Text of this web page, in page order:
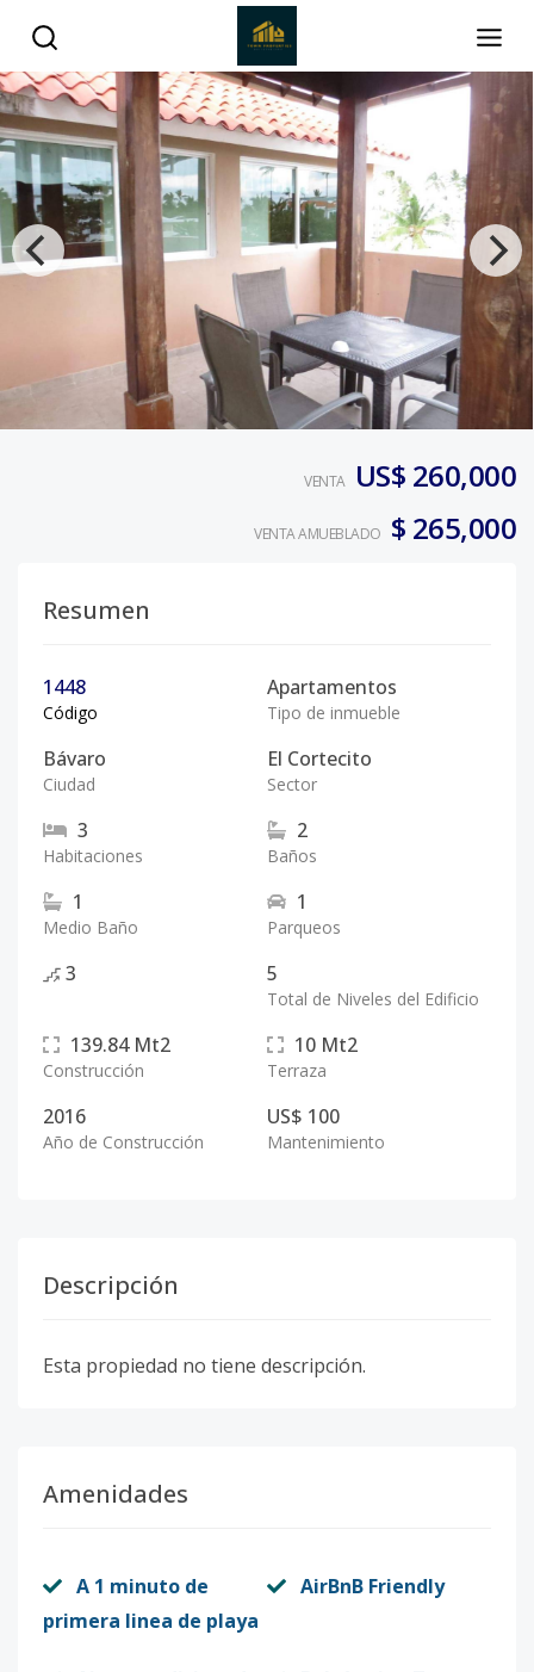
VENTA US$ 260,000
VENTA AMUEBLADO $ 265,000
Resumen
1448
Código
Apartamentos
Tipo de inmueble
Bávaro
Ciudad
El Cortecito
Sector
3
Habitaciones
2
Baños
1
Medio Baño
1
Parqueos
3 5
Total de Niveles del Edificio
139.84 Mt2
Construcción
10 Mt2
Terraza
2016
Año de Construcción
US$ 100
Mantenimiento
Descripción
Esta propiedad no tiene descripción.
Amenidades
A 1 minuto de
primera linea de playa
AirBnB Friendly